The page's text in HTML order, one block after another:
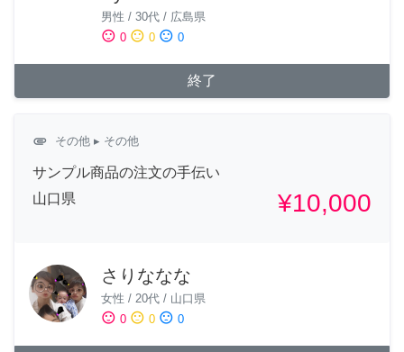
男性 / 30代 / 広島県
sentiment_satisfied 0 sentiment_neutral 0 sentiment_dissatisfied 0
終了
attachment その他 ▸ その他
サンプル商品の注文の手伝い
山口県
¥10,000
さりななな
女性 / 20代 / 山口県
sentiment_satisfied 0 sentiment_neutral 0 sentiment_dissatisfied 0